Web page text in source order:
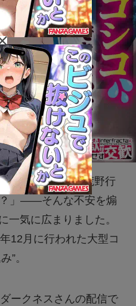
れたらしい」「荒野行
」――そんな不安を煽
一気に広まりました。
12月に行われた大型コ
”。
ークネスさんの配信で